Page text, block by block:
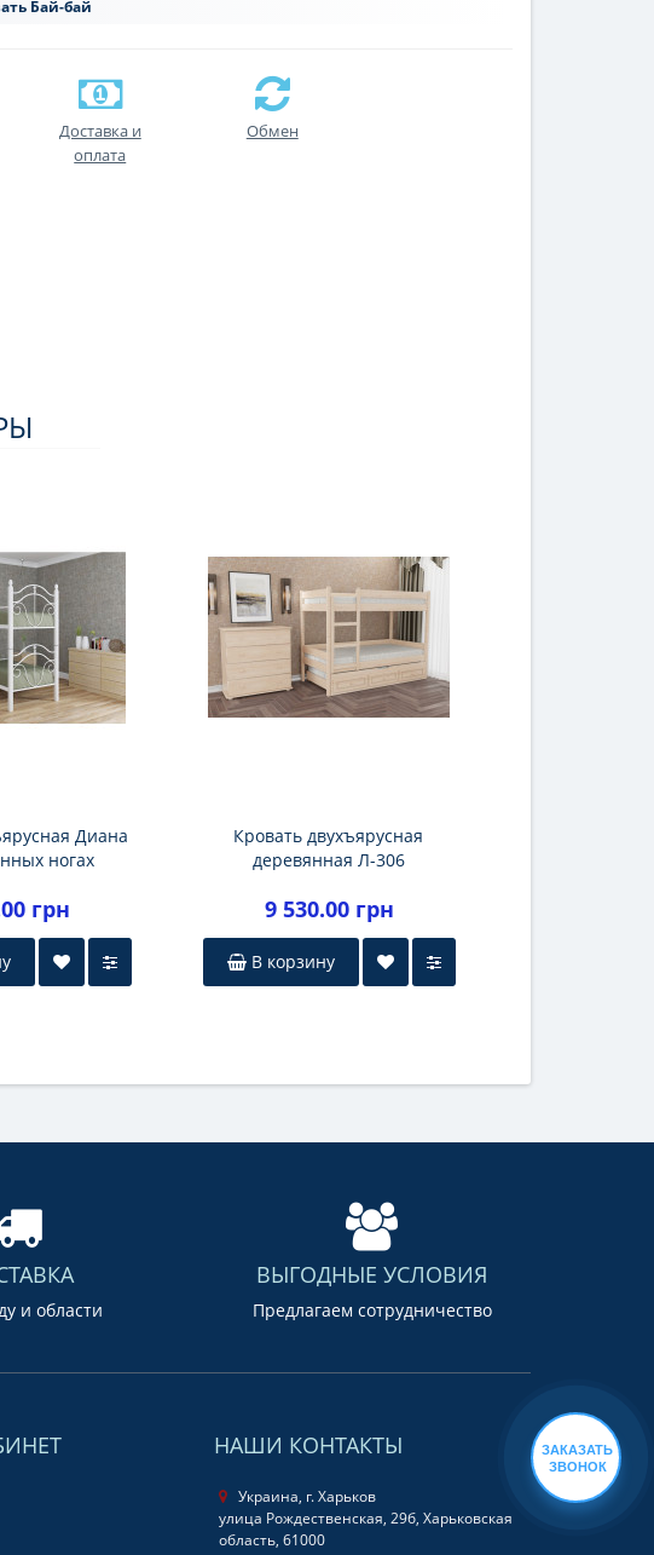
Бай-бай
Доставка и
оплата
Обмен
Диана
ногах
грн
Кровать двухъярусная
деревянная Л-306
9 530.00 грн
В корзину
и области
ВЫГОДНЫЕ УСЛОВИЯ
Предлагаем сотрудничество
НАШИ КОНТАКТЫ
Украина, г. Харьков
улица Рождественская, 29б, Харьковская
область, 61000
ЗАКАЗАТЬ
ЗВОНОК